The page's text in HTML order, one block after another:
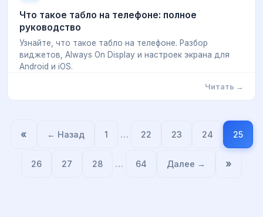
Что такое табло на телефоне: полное
руководство
Узнайте, что такое табло на телефоне. Разбор
виджетов, Always On Display и настроек экрана для
Android и iOS.
Читать →
« ← Назад 1 … 22 23 24 25
26 27 28 … 64 Далее → »